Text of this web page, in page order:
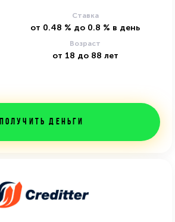
Ставка
от 0.48 % до 0.8 % в день
Возраст
от 18 до 88 лет
Получить деньги